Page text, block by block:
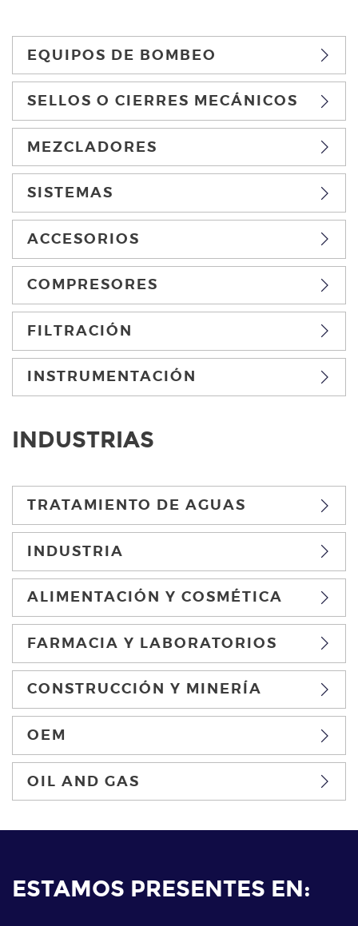
EQUIPOS DE BOMBEO
SELLOS O CIERRES MECÁNICOS
MEZCLADORES
SISTEMAS
ACCESORIOS
COMPRESORES
FILTRACIÓN
INSTRUMENTACIÓN
INDUSTRIAS
TRATAMIENTO DE AGUAS
INDUSTRIA
ALIMENTACIÓN Y COSMÉTICA
FARMACIA Y LABORATORIOS
CONSTRUCCIÓN Y MINERÍA
OEM
OIL AND GAS
ESTAMOS PRESENTES EN: